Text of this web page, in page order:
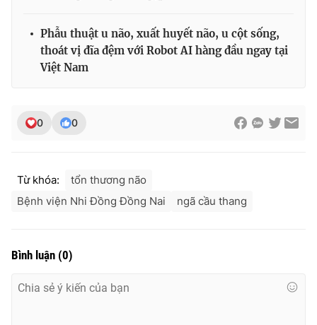
Phẫu thuật u não, xuất huyết não, u cột sống,
thoát vị đĩa đệm với Robot AI hàng đầu ngay tại
Việt Nam
0 0
Từ khóa:
tổn thương não
Bệnh viện Nhi Đồng Đồng Nai
ngã cầu thang
Bình luận (0)